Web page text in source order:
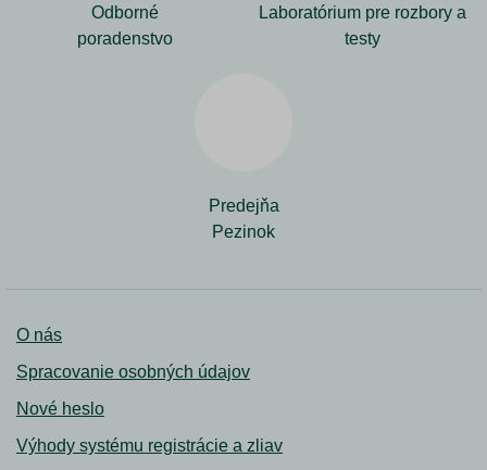
Odborné
poradenstvo
Laboratórium pre rozbory a
testy
Predejňa
Pezinok
O nás
Spracovanie osobných údajov
Nové heslo
Výhody systému registrácie a zliav